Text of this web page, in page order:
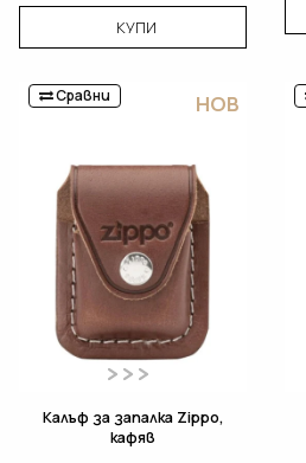
КУПИ
Сравни НОВ
Калъф за запалка Zippo,
кафяв